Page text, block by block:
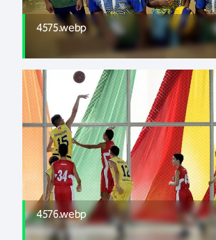
4575.webp
4576.webp